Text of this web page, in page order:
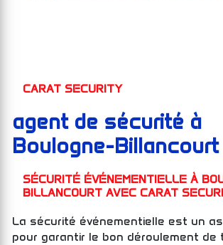
CARAT SECURITY
agent de sécurité à
Boulogne-Billancourt
SÉCURITÉ ÉVÉNEMENTIELLE À
BILLANCOURT AVEC CARAT
La sécurité événementielle est un
pour garantir le bon déroulement de